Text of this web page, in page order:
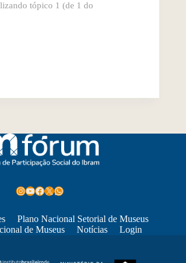
tópico 1 (de 1 do
Instagram
Youtube
Facebook
X WhatsApp
Plano Nacional Setorial de Museus
de Museus
Notícias Login